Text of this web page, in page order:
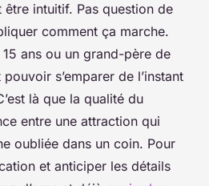
être intuitif. Pas question de
comment ça marche.
ans ou un grand-père de
s’emparer de l’instant
là que la qualité du
entre une attraction qui
oubliée dans un coin. Pour
et anticiper les détails